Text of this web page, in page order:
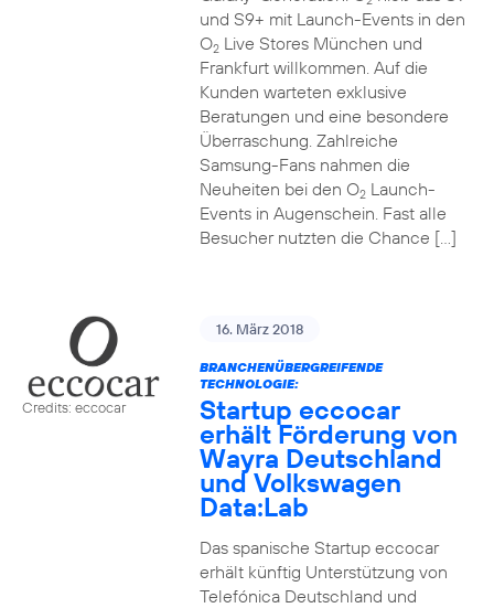
und S9+ mit Launch-Events in den
O2Live Stores München und
Frankfurt willkommen. Auf die
Kunden warteten exklusive
Beratungen und eine besondere
Überraschung. Zahlreiche
Samsung-Fans nahmen die
Neuheiten bei den O2Launch-
Events in Augenschein. Fast alle
Besucher nutzten die Chance […]
Credits: eccocar
16. März 2018
BRANCHENÜBERGREIFENDE
TECHNOLOGIE:
Startup eccocar
erhält Förderung von
Wayra Deutschland
und Volkswagen
Data:Lab
Das spanische Startup eccocar
erhält künftig Unterstützung von
Telefónica Deutschland und